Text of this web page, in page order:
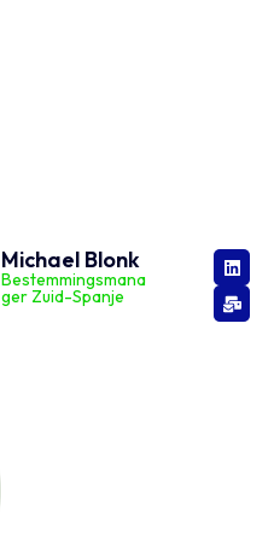
Michael Blonk
Bestemmingsmana
ger Zuid-Spanje